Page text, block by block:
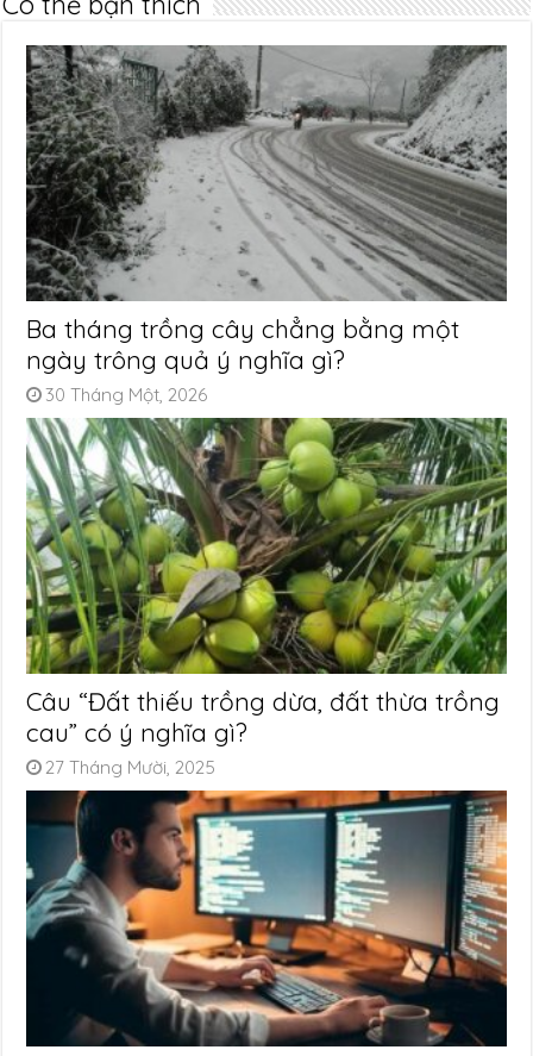
Ba tháng trồng cây chẳng bằng một
ngày trông quả ý nghĩa gì?
30 Tháng Một, 2026
Câu “Đất thiếu trồng dừa, đất thừa trồng
cau” có ý nghĩa gì?
27 Tháng Mười, 2025